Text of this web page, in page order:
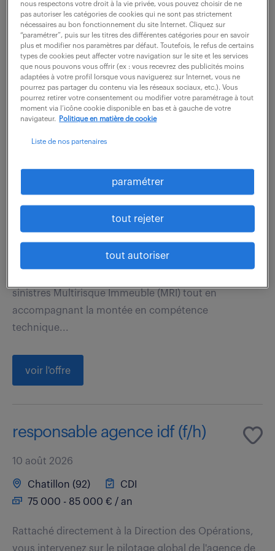
dans un contexte de modernisation globale des
réseaux (externalisation de Datacenters,...
voir l'offre
gestionnaire sinistre mri et do
Boulogne Billancourt (92)
Rattaché(e) au pôle indemnisation, votre mission
sinistres Multirisque Immeuble (MRI) tout en
accompagnant la montée en compétence
technique...
voir l'offre
responsable agence idf (f/h)
10 août 2026
Chatillon (92)
CDI
75 000 - 85 000 € / an
Rattaché directement à la Direction des Opérations,
vous intervenez sur le pilotage global de l'agence de
nous respectons votre droit à la vie privée, vous pouvez choisir de ne
pas autoriser les catégories de cookies qui ne sont pas strictement
nécessaires au bon fonctionnement du site Internet. Cliquez sur
“paramétrer”, puis sur les titres des différentes catégories pour en savoir
plus et modifier nos paramètres par défaut. Toutefois, le refus de certains
types de cookies peut affecter votre navigation sur le site et les services
que nous pouvons vous offrir (ex : vous recevrez des publicités moins
adaptées à votre profil lorsque vous naviguerez sur Internet, vous ne
pourrez pas partager du contenu via les réseaux sociaux, etc.). Vous
pourrez retirer votre consentement ou modifier votre paramétrage à tout
moment via l’icône cookie disponible en bas et à gauche de votre
navigateur.
Politique en matière de cookie
Liste de nos partenaires
paramétrer
tout rejeter
tout autoriser